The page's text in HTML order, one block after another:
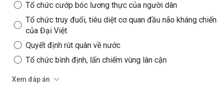
Tổ chức cướp bóc lương thực của người dân
Tổ chức truy đuổi, tiêu diệt cơ quan đầu não kháng chiến
của Đại Việt
Quyết định rút quân về nước
Tổ chức bình định, lấn chiếm vùng lân cận
Xem đáp án